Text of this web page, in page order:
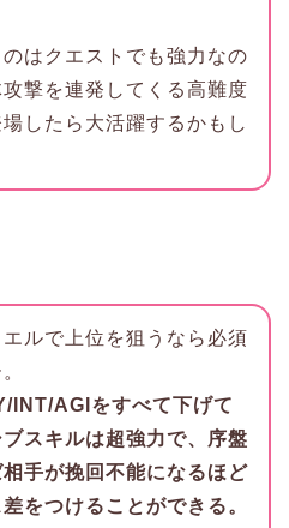
はクエストでも強力なの
撃を連発してくる高難度
したら大活躍するかもし
ルで上位を狙うなら必須
INT/AGIをすべて下げて
スキルは超強力で、序盤
手が挽回不能になるほど
をつけることができる。